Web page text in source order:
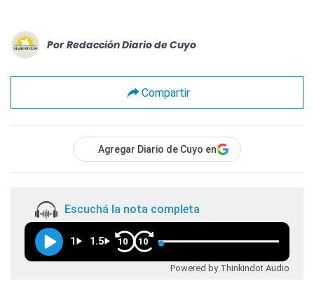
Por Redacción Diario de Cuyo
Compartir
Agregar Diario de Cuyo en
Escuchá la nota completa
1 1.5 10 10
Powered by Thinkindot Audio